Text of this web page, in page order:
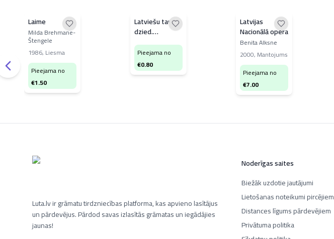
Laime
Milda Brehmane-
Štengele
1986, Liesma
Pieejama no
€1.50
Latviešu tauta
dzied.
Populāras
dziesmas
Embūtes
estrādē
Pieejama no
€0.80
Latvijas
Nacionālā opera
Benita Alksne
2000, Mantojums
Pieejama no
€7.00
Luta.lv ir grāmatu tirdzniecības platforma, kas apvieno lasītājus
un pārdevējus. Pārdod savas izlasītās grāmatas un iegādājies
jaunas!
Noderīgas saites
Biežāk uzdotie jautājumi
Lietošanas noteikumi pircējiem
Distances līgums pārdevējiem
Privātuma politika